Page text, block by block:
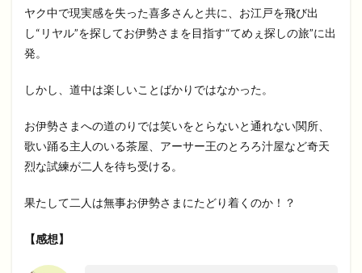
ヤク中で現実感を失った喜多さんと共に、お江戸を飛び出
し“リヤル”を探してお伊勢さまを目指す“てめぇ探しの旅”に出
発。
しかし、道中は楽しいことばかりではなかった。
お伊勢さまへの道のりでは笑いをとらないと通れない関所、
歌い踊る主人のいる茶屋、アーサー王のとろろ汁屋など奇天
烈な試練が二人を待ち受ける。
果たして二人は無事お伊勢さまにたどり着くのか！？
【感想】